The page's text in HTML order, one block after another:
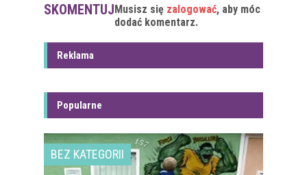
SKOMENTUJMusisz się zalogować, aby móc
dodać komentarz.
Reklama
Popularne
BEZ KATEGORII